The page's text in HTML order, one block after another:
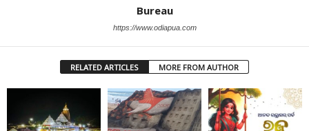
Bureau
https://www.odiapua.com
RELATED ARTICLES MORE FROM AUTHOR